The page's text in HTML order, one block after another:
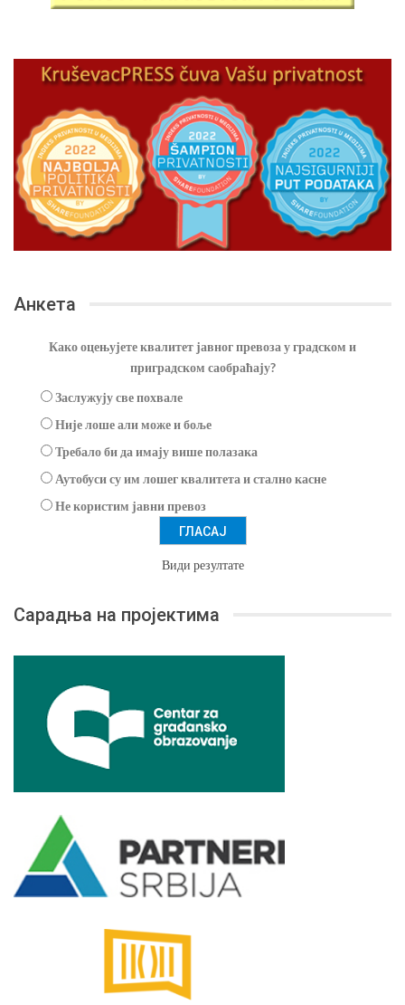
Анкета
Како оцењујете квалитет јавног превоза у градском и
приградском саобраћају?
Заслужују све похвале
Није лоше али може и боље
Требало би да имају више полазака
Аутобуси су им лошег квалитета и стално касне
Не користим јавни превоз
Види резултате
Сарадња на пројектима